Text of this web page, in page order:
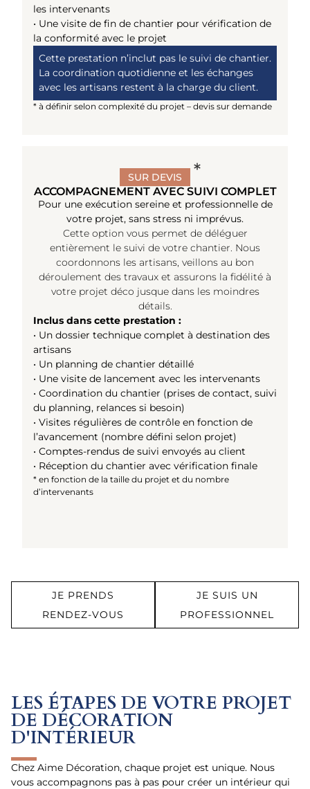
les intervenants
• Une visite de fin de chantier pour vérification de
la conformité avec le projet
Cette prestation n’inclut pas le suivi de chantier.
La coordination quotidienne et les échanges
avec les artisans restent à la charge du client.
* à définir selon complexité du projet – devis sur demande
SUR DEVIS
ACCOMPAGNEMENT AVEC SUIVI COMPLET
Pour une exécution sereine et professionnelle de
votre projet, sans stress ni imprévus.
Cette option vous permet de déléguer
entièrement le suivi de votre chantier. Nous
coordonnons les artisans, veillons au bon
déroulement des travaux et assurons la fidélité à
votre projet déco jusque dans les moindres
détails.
Inclus dans cette prestation :
• Un dossier technique complet à destination des
artisans
• Un planning de chantier détaillé
• Une visite de lancement avec les intervenants
• Coordination du chantier (prises de contact, suivi
du planning, relances si besoin)
• Visites régulières de contrôle en fonction de
l’avancement (nombre défini selon projet)
• Comptes-rendus de suivi envoyés au client
• Réception du chantier avec vérification finale
* en fonction de la taille du projet et du nombre
d’intervenants
JE PRENDS
RENDEZ-VOUS
JE SUIS UN
PROFESSIONNEL
LES ÉTAPES DE VOTRE PROJET
DE DÉCORATION
D'INTÉRIEUR
Chez Aime Décoration, chaque projet est unique. Nous
vous accompagnons pas à pas pour créer un intérieur qui